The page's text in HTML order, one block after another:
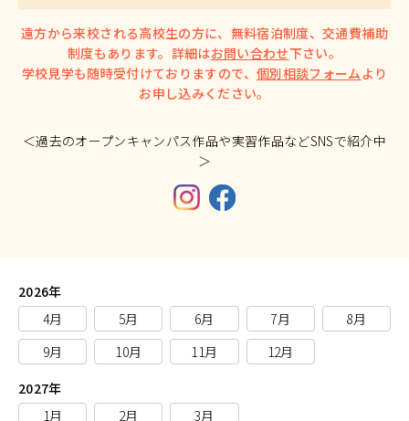
遠方から来校される高校生の方に、無料宿泊制度、交通費補助
制度もあります。詳細はお問い合わせ下さい。
学校見学も随時受付けておりますので、 個別相談フォームより
お申し込みください。
＜過去のオープンキャンパス作品や実習作品などSNSで紹介中
＞
2026年
4月
5月 6月 7月
8月
9月
10月 11月
12月
2027年
1月
2月 3月